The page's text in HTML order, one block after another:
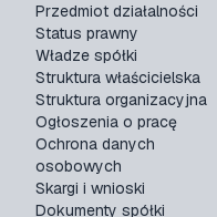
Przedmiot działalności
Status prawny
Władze spółki
Struktura właścicielska
Struktura organizacyjna
Ogłoszenia o pracę
Ochrona danych
osobowych
Skargi i wnioski
Dokumenty spółki